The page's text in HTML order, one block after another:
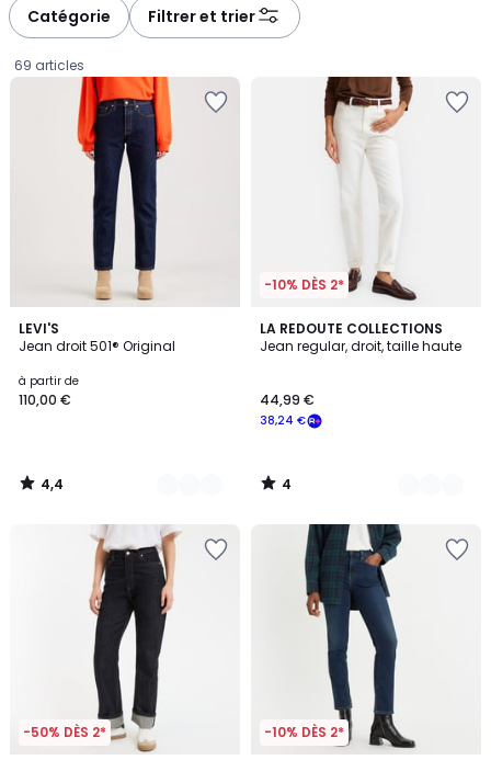
Catégorie Filtrer et trier
69 articles
LEVI'S
Jean droit 501® Original
Prix
à
110,00
€.
à partir de
110,00 €
4,4
/ 5
6
Couleurs
4,4
/
-10% DÈS 2*
LA REDOUTE COLLECTIONS
Jean regular, droit, taille haute
38,24 €
44,99 €
4
/
3
Couleurs
4
/
-50% DÈS 2* -10% DÈS 2*